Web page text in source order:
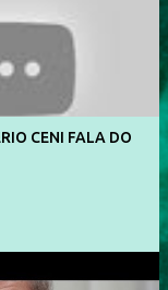
fotos de Lola
CENI FALA DO